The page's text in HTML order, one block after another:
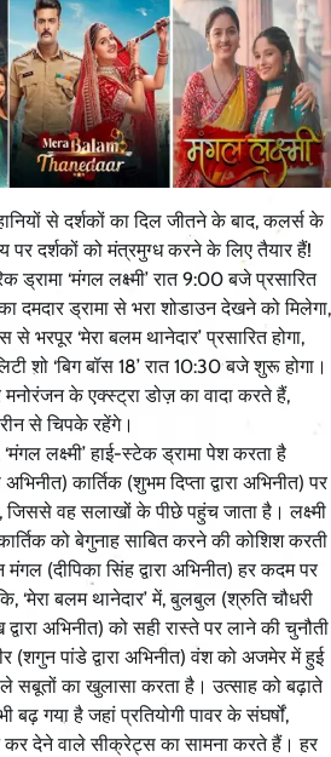
से दर्शकों का दिल जीतने के बाद, कलर्स के
दर्शकों को मंत्रमुग्ध करने के लिए तैयार हैं!
ड्रामा ‘मंगल लक्ष्मी’ रात 9:00 बजे प्रसारित
दमदार ड्रामा से भरा शोडाउन देखने को मिलेगा,
भरपूर ‘मेरा बलम थानेदार’ प्रसारित होगा,
शो ‘बिग बॉस 18’ रात 10:30 बजे शुरू होगा।
मनोरंजन के एक्स्ट्रा डोज़ का वादा करते हैं,
से चिपके रहेंगे।
लक्ष्मी’ हाई-स्टेक ड्रामा पेश करता है
कार्तिक (शुभम दिप्ता द्वारा अभिनीत) पर
वह सलाखों के पीछे पहुंच जाता है। लक्ष्मी
को बेगुनाह साबित करने की कोशिश करती
(दीपिका सिंह द्वारा अभिनीत) हर कदम पर
बलम थानेदार’ में, बुलबुल (श्रुति चौधरी
द्वारा अभिनीत) को सही रास्ते पर लाने की चुनौती
(शगुन पांडे द्वारा अभिनीत) वंश को अजमेर में हुई
सबूतों का खुलासा करता है। उत्साह को बढ़ाते
बढ़ गया है जहां प्रतियोगी पावर के संघर्षों,
कर देने वाले सीक्रेट्स का सामना करते हैं। हर